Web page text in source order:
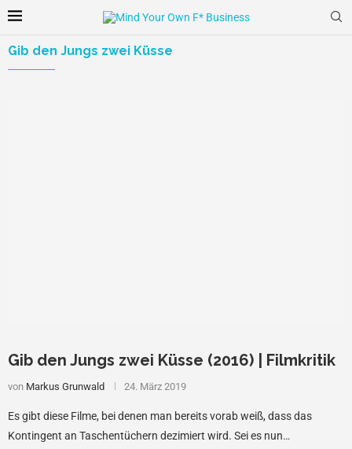
Gib den Jungs zwei Küsse
Gib den Jungs zwei Küsse (2016) | Filmkritik
von Markus Grunwald 24. März 2019
Es gibt diese Filme, bei denen man bereits vorab weiß, dass das
Kontingent an Taschentüchern dezimiert wird. Sei es nun…